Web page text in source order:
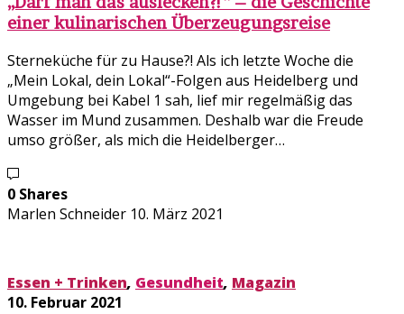
einer kulinarischen Überzeugungsreise
Sterneküche für zu Hause?! Als ich letzte Woche die
„Mein Lokal, dein Lokal“-Folgen aus Heidelberg und
Umgebung bei Kabel 1 sah, lief mir regelmäßig das
Wasser im Mund zusammen. Deshalb war die Freude
umso größer, als mich die Heidelberger…
0 Shares
Marlen Schneider 10. März 2021
Essen + Trinken, Gesundheit, Magazin
10. Februar 2021